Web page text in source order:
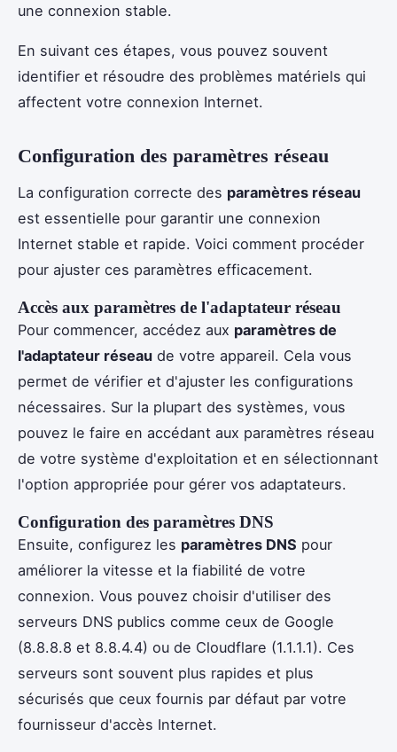
une connexion stable.
En suivant ces étapes, vous pouvez souvent
identifier et résoudre des problèmes matériels qui
affectent votre connexion Internet.
Configuration des paramètres réseau
La configuration correcte des paramètres réseau
est essentielle pour garantir une connexion
Internet stable et rapide. Voici comment procéder
pour ajuster ces paramètres efficacement.
Accès aux paramètres de l'adaptateur réseau
Pour commencer, accédez aux paramètres de
l'adaptateur réseau de votre appareil. Cela vous
permet de vérifier et d'ajuster les configurations
nécessaires. Sur la plupart des systèmes, vous
pouvez le faire en accédant aux paramètres réseau
de votre système d'exploitation et en sélectionnant
l'option appropriée pour gérer vos adaptateurs.
Configuration des paramètres DNS
Ensuite, configurez les paramètres DNS pour
améliorer la vitesse et la fiabilité de votre
connexion. Vous pouvez choisir d'utiliser des
serveurs DNS publics comme ceux de Google
(8.8.8.8 et 8.8.4.4) ou de Cloudflare (1.1.1.1). Ces
serveurs sont souvent plus rapides et plus
sécurisés que ceux fournis par défaut par votre
fournisseur d'accès Internet.